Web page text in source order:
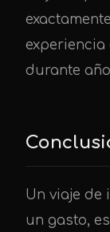
experiencia
durante
Un viaje de
un gasto,